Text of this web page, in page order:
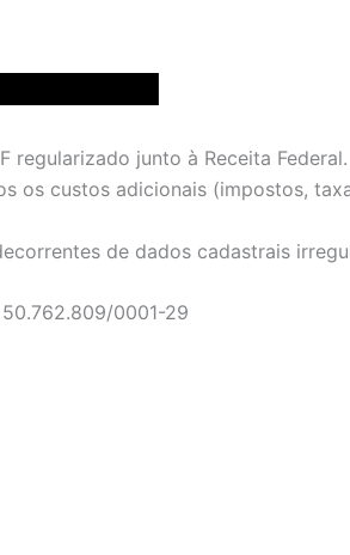
junto à Receita
os custos adicionais (impostos,
de dados cadastrais
0001-29